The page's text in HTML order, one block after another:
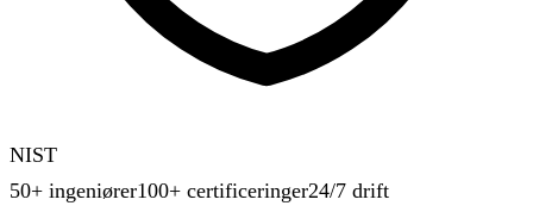
NIST
50+ ingeniører100+ certificeringer24/7 drift